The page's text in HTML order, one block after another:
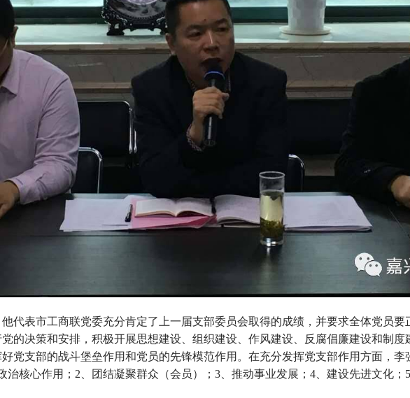
代表市工商联党委充分肯定了上一届支部委员会取得的成绩，并要求全体党员要
的决策和安排，积极开展思想建设、组织建设、作风建设、反腐倡廉建设和制度
党支部的战斗堡垒作用和党员的先锋模范作用。在充分发挥党支部作用方面，
治核心作用；2、团结凝聚群众（会员）；3、推动事业发展；4、建设先进文化；